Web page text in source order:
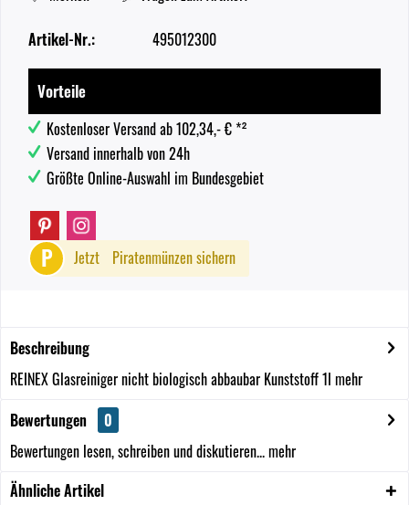
Artikel-Nr.: 495012300
Vorteile
Kostenloser Versand ab 102,34,- € *²
Versand innerhalb von 24h
Größte Online-Auswahl im Bundesgebiet
P Jetzt Piratenmünzen sichern
Beschreibung
REINEX Glasreiniger nicht biologisch abbaubar Kunststoff 1l mehr
Bewertungen
0
Bewertungen lesen, schreiben und diskutieren...mehr
Ähnliche Artikel